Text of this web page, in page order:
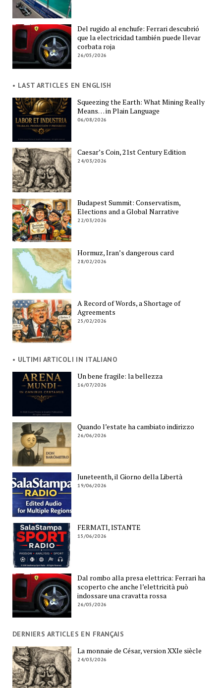
Del rugido al enchufe: Ferrari descubrió
que la electricidad también puede llevar
corbata roja
26/05/2026
• LAST ARTICLES EN ENGLISH
Squeezing the Earth: What Mining Really
Means… in Plain Language
06/08/2026
Caesar’s Coin, 21st Century Edition
24/03/2026
Budapest Summit: Conservatism,
Elections and a Global Narrative
22/03/2026
Hormuz, Iran’s dangerous card
28/02/2026
A Record of Words, a Shortage of
Agreements
25/02/2026
• ULTIMI ARTICOLI IN ITALIANO
Un bene fragile: la bellezza
16/07/2026
Quando l’estate ha cambiato indirizzo
26/06/2026
Juneteenth, il Giorno della Libertà
19/06/2026
FERMATI, ISTANTE
15/06/2026
Dal rombo alla presa elettrica: Ferrari ha
scoperto che anche l’elettricità può
indossare una cravatta rossa
26/05/2026
DERNIERS ARTICLES EN FRANÇAIS
La monnaie de César, version XXIe siècle
24/03/2026